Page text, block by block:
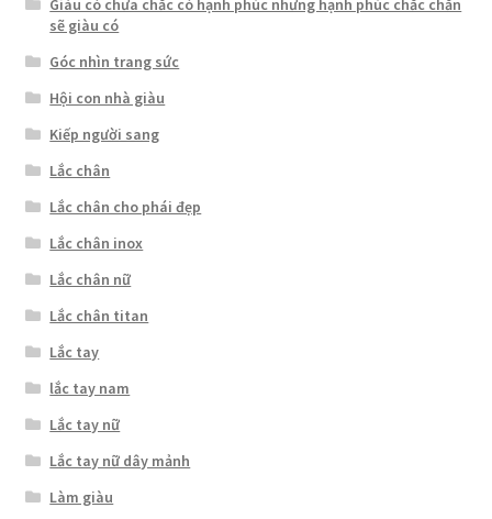
Giàu có chưa chắc có hạnh phúc nhưng hạnh phúc chắc chắn
sẽ giàu có
Góc nhìn trang sức
Hội con nhà giàu
Kiếp người sang
Lắc chân
Lắc chân cho phái đẹp
Lắc chân inox
Lắc chân nữ
Lắc chân titan
Lắc tay
lắc tay nam
Lắc tay nữ
Lắc tay nữ dây mảnh
Làm giàu